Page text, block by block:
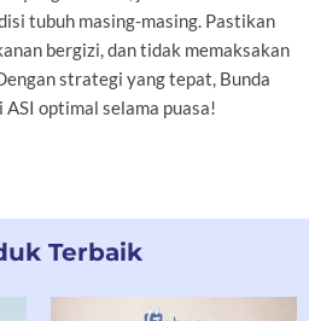
tubuh masing-masing. Pastikan
bergizi, dan tidak memaksakan
strategi yang tepat, Bunda
optimal selama puasa!
Terbaik